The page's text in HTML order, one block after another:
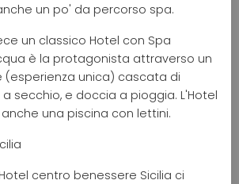
un po' da percorso spa.
un classico Hotel con Spa
è la protagonista attraverso un
(esperienza unica) cascata di
secchio, e doccia a pioggia. L'Hotel
una piscina con lettini.
centro benessere Sicilia ci